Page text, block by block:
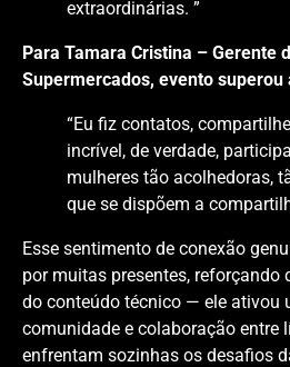
extraordinárias. ”
Para Tamara Cristina – Gerente
Supermercados, evento superou
“Eu fiz contatos,
incrível, de verdade,
mulheres tão acolhedoras,
que se dispõem a
Esse sentimento de conexão
por muitas presentes, reforçando
do conteúdo técnico — ele ativou
comunidade e colaboração entre
enfrentam sozinhas os desafios